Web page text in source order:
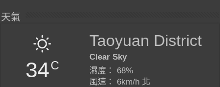
天氣
34C
Taoyuan District
Clear Sky
濕度： 68%
風速： 6km/h 北